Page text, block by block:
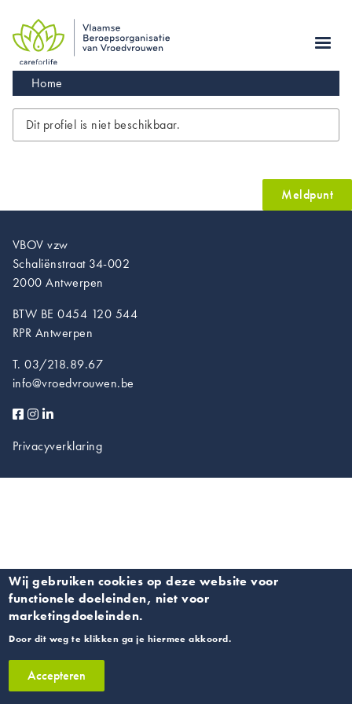
main
navigation
Kruimelpad
Home
Dit profiel is niet beschikbaar.
Meldpunt
VBOV vzw
Schaliënstraat 34-002
2000 Antwerpen
BTW BE 0454 120 544
RPR Antwerpen
T. 03/218.89.67
info@vroedvrouwen.be
Privacyverklaring
Wij gebruiken cookies op deze website voor
functionele doeleinden, niet voor
marketingdoeleinden.
Door dit weg te klikken ga je hiermee akkoord.
Accepteren